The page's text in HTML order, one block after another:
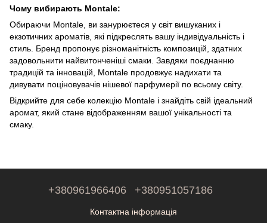
Чому вибирають Montale:
Обираючи Montale, ви занурюєтеся у світ вишуканих і
екзотичних ароматів, які підкреслять вашу індивідуальність і
стиль. Бренд пропонує різноманітність композицій, здатних
задовольнити найвитонченіші смаки. Завдяки поєднанню
традицій та інновацій, Montale продовжує надихати та
дивувати поціновувачів нішевої парфумерії по всьому світу.
Відкрийте для себе колекцію Montale і знайдіть свій ідеальний
аромат, який стане відображенням вашої унікальності та
смаку.
+380961966406 +380951057186
Контактна інформація